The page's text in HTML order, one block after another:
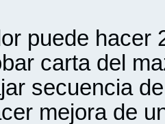
puede hacer
carta del
secuencia
mejora de